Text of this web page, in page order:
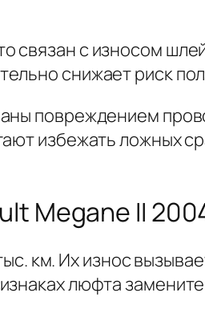
связан с износом
снижает риск
повреждением
избежать ложных
Megane II
км. Их износ
люфта